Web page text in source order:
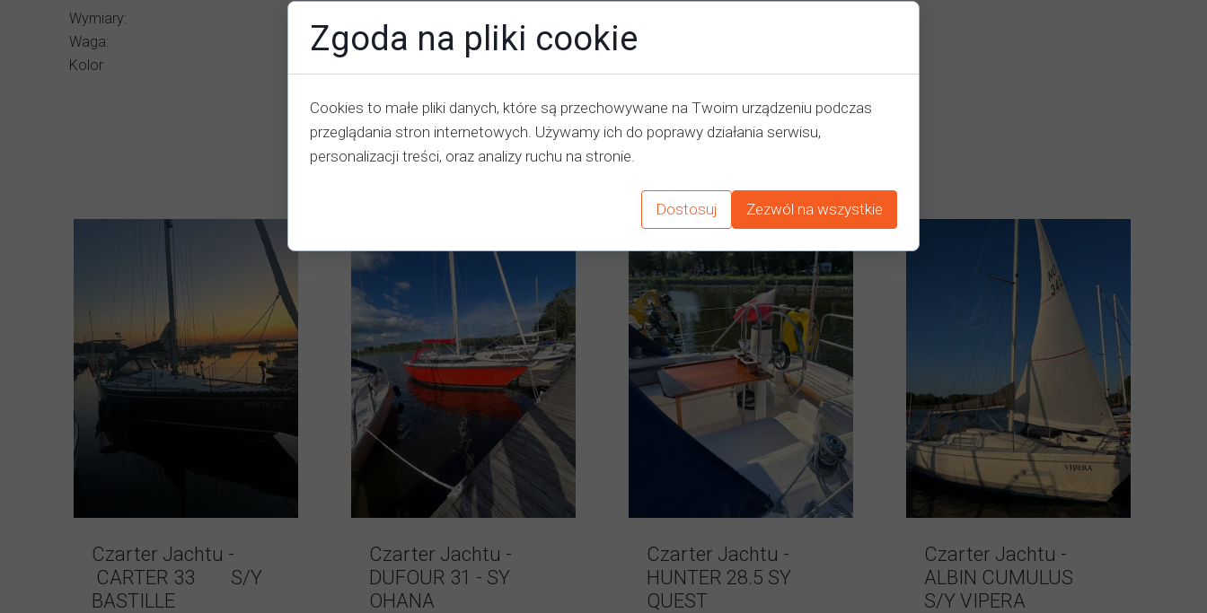
Wymiary:
Waga:
Kolor
Inne produkty
Czarter Jachtu -
CARTER 33 S/Y
BASTILLE
Czarter Jachtu -
DUFOUR 31 - SY
OHANA
Czarter Jachtu -
HUNTER 28.5 SY
QUEST
Czarter Jachtu -
ALBIN CUMULUS
S/Y VIPERA
Zgoda na pliki cookie
Cookies to małe pliki danych, które są przechowywane na Twoim urządzeniu podczas
przeglądania stron internetowych. Używamy ich do poprawy działania serwisu,
personalizacji treści, oraz analizy ruchu na stronie.
Dostosuj Zezwól na wszystkie